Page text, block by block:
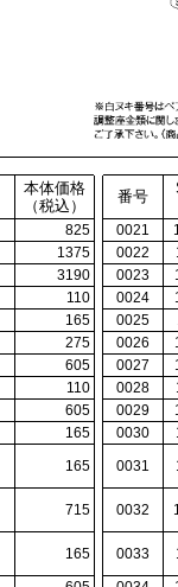
本体価格
（税込）
番号
825 0021
1375 0022
3190 0023
110 0024
165 0025
275 0026
605 0027
110 0028
605 0029
165 0030
165 0031
715 0032
165 0033